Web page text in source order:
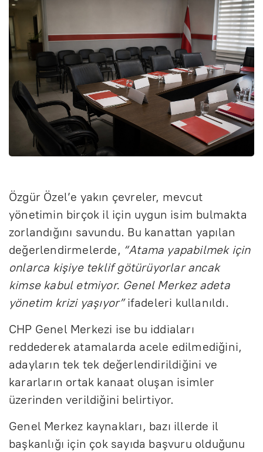
Özgür Özel’e yakın çevreler, mevcut
yönetimin birçok il için uygun isim bulmakta
zorlandığını savundu. Bu kanattan yapılan
değerlendirmelerde, “Atama yapabilmek için
onlarca kişiye teklif götürüyorlar ancak
kimse kabul etmiyor. Genel Merkez adeta
yönetim krizi yaşıyor”ifadeleri kullanıldı.
CHP Genel Merkezi ise bu iddiaları
reddederek atamalarda acele edilmediğini,
adayların tek tek değerlendirildiğini ve
kararların ortak kanaat oluşan isimler
üzerinden verildiğini belirtiyor.
Genel Merkez kaynakları, bazı illerde il
başkanlığı için çok sayıda başvuru olduğunu